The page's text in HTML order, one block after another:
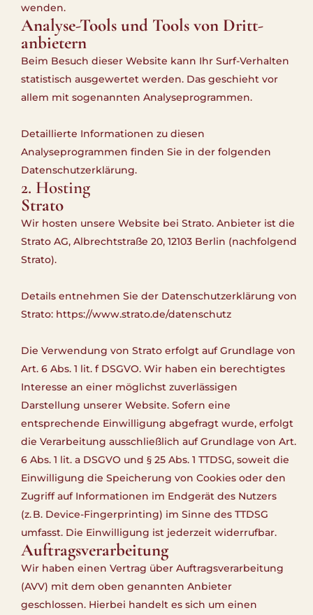
wenden.
Analyse-Tools und Tools von Dritt­
anbietern
Beim Besuch dieser Website kann Ihr Surf-Verhalten
statistisch ausgewertet werden. Das geschieht vor
allem mit sogenannten Analyseprogrammen.
Detaillierte Informationen zu diesen
Analyseprogrammen finden Sie in der folgenden
Datenschutzerklärung.
2. Hosting
Strato
Wir hosten unsere Website bei Strato. Anbieter ist die
Strato AG, Albrechtstraße 20, 12103 Berlin (nachfolgend
Strato).
Details entnehmen Sie der Datenschutzerklärung von
Strato: https://www.strato.de/datenschutz
Die Verwendung von Strato erfolgt auf Grundlage von
Art. 6 Abs. 1 lit. f DSGVO. Wir haben ein berechtigtes
Interesse an einer möglichst zuverlässigen
Darstellung unserer Website. Sofern eine
entsprechende Einwilligung abgefragt wurde, erfolgt
die Verarbeitung ausschließlich auf Grundlage von Art.
6 Abs. 1 lit. a DSGVO und § 25 Abs. 1 TTDSG, soweit die
Einwilligung die Speicherung von Cookies oder den
Zugriff auf Informationen im Endgerät des Nutzers
(z. B. Device-Fingerprinting) im Sinne des TTDSG
umfasst. Die Einwilligung ist jederzeit widerrufbar.
Auftragsverarbeitung
Wir haben einen Vertrag über Auftragsverarbeitung
(AVV) mit dem oben genannten Anbieter
geschlossen. Hierbei handelt es sich um einen